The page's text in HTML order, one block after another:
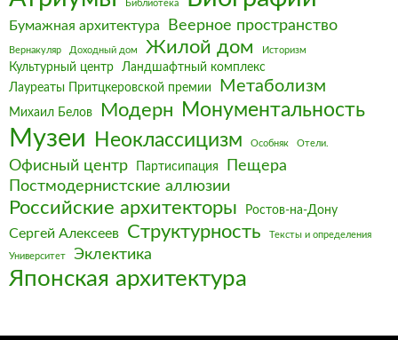
Библиотека
Бумажная архитектура Веерное пространство
Вернакуляр Доходный дом Жилой дом Историзм
Культурный центр
Ландшафтный комплекс
Лауреаты Притцкеровской премии
Метаболизм
Михаил Белов Модерн Монументальность
Музеи Неоклассицизм Особняк Отели.
Офисный центр Партисипация
Пещера
Постмодернистские аллюзии
Российские архитекторы Ростов-на-Дону
Сергей Алексеев Структурность Тексты и определения
Университет Эклектика
Японская архитектура